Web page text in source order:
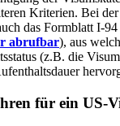
Kriterien. Bei
das Formblatt I-
abrufbar), aus
(z.B. die
für ein US-